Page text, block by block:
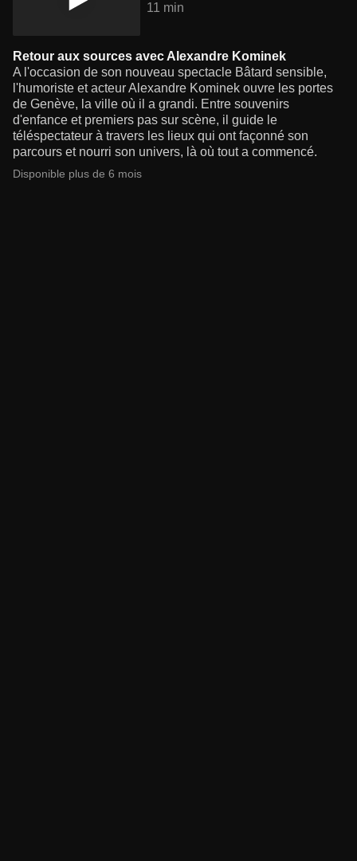
11 min
Retour aux sources avec Alexandre Kominek
A l'occasion de son nouveau spectacle Bâtard sensible,
l'humoriste et acteur Alexandre Kominek ouvre les portes
de Genève, la ville où il a grandi. Entre souvenirs
d'enfance et premiers pas sur scène, il guide le
téléspectateur à travers les lieux qui ont façonné son
parcours et nourri son univers, là où tout a commencé.
Disponible plus de 6 mois